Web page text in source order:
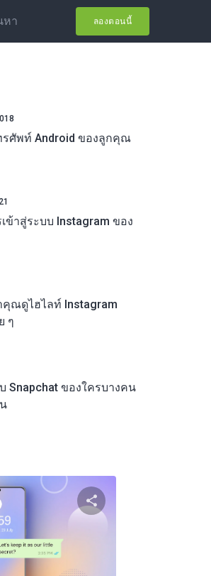
หา ลองตอนนี้
รศัพท์ Android ของลูกคุณ
ข้าสู่ระบบ Instagram ของ
คุณดูไฮไลท์ Instagram
ๆ
Snapchat ของใครบางคน